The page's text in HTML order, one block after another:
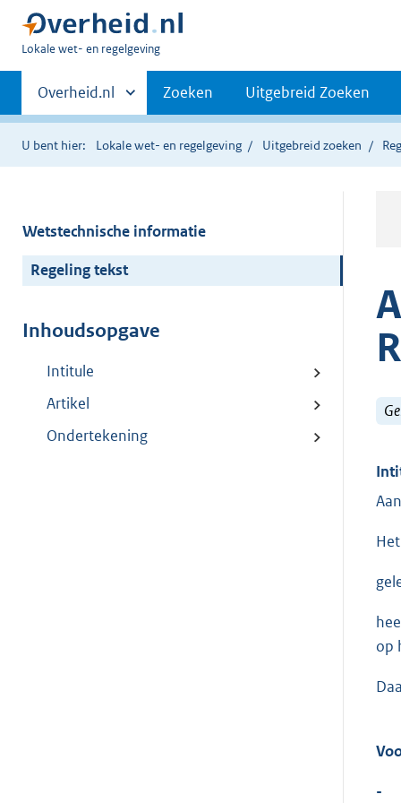
U
hier:
Lokale wet- en regelgeving
Primaire
navigatie
Andere
sites
binnen
Overheid.nl Zoeken Uitgebreid Zoeken
U bent hier: Lokale wet- en regelgeving Uitgebreid zoeken
Wetstechnische informatie
Regeling tekst
Inhoudsopgave
Intitule
Artikel
Ondertekening
op
-